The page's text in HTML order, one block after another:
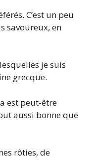
C’est un peu
savoureux, en
je suis
grecque.
est peut-être
aussi bonne que
rôties, de